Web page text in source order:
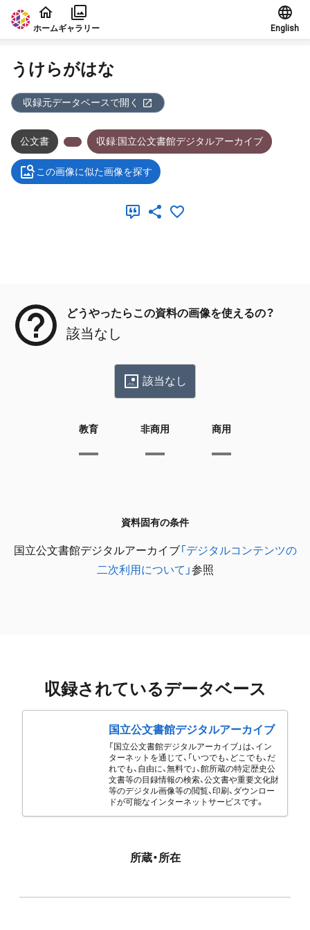
本文に飛ぶ
ホームギャラリー English
うけらがはな
収録元データベースで開く
公文書 収録:国立公文書館デジタルアーカイブ
この画像に似た画像を探す
どうやったらこの資料の画像を使えるの？
該当なし
該当なし
教育 非商用 商用
資料固有の条件
国立公文書館デジタルアーカイブ「デジタルコンテンツの
二次利用について」参照
収録されているデータベース
国立公文書館デジタルアーカイブ
「国立公文書館デジタルアーカイブ」は、イン
ターネットを通じて、「いつでも、どこでも、だ
れでも、自由に、無料で」、館所蔵の特定歴史公
文書等の目録情報の検索、公文書や重要文化財
等のデジタル画像等の閲覧、印刷、ダウンロー
ドが可能なインターネットサービスです。
所蔵・所在